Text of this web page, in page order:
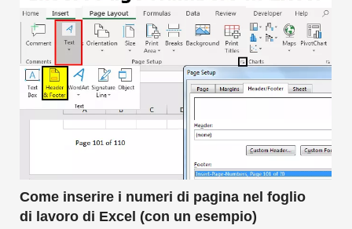
Come inserire i numeri di pagina nel foglio
di lavoro di Excel (con un esempio)